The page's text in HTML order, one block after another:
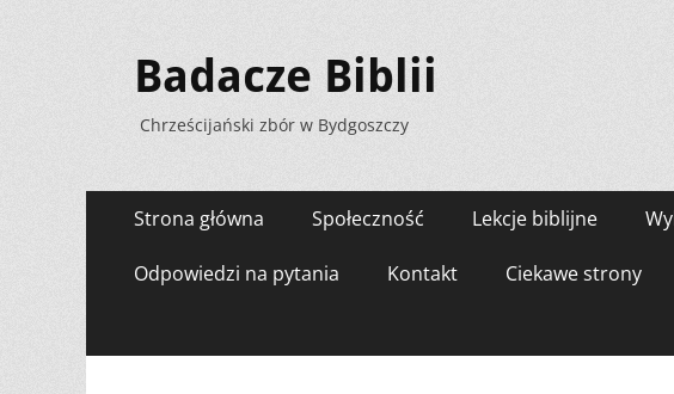
Badacze Biblii
Chrześcijański zbór w Bydgoszczy
Menu
zawartości
Strona główna Społeczność Lekcje biblijne
Odpowiedzi na pytania Kontakt Ciekawe strony